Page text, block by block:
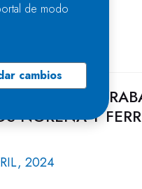
NOREÑA Y
2024
de modo
cambios